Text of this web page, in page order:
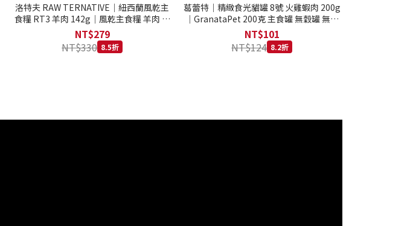
洛特夫 RAW TERNATIVE｜紐西蘭風乾主
食糧 RT3 羊肉 142g｜風乾主食糧 羊肉 全
齡犬 狗飼料
NT$279
NT$330 8.5折
葛蕾特｜精緻食光貓罐 8號 火雞蝦肉 200g
｜GranataPet 200克 主食罐 無穀罐 無膠
罐 主食貓罐 德罐
NT$101
NT$124 8.2折